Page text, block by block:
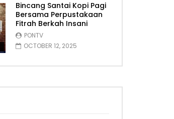
Bincang Santai Kopi Pagi
Bersama Perpustakaan
Fitrah Berkah Insani
PONTV
OCTOBER 12, 2025